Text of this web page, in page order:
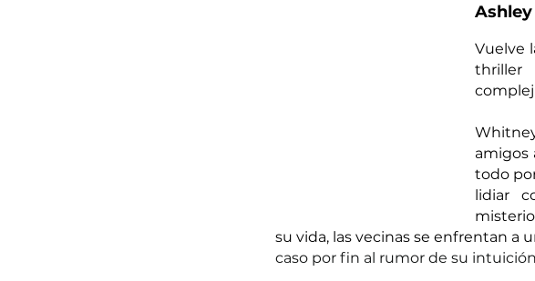
Vuelve
thriller
amigos
todo
lidiar
su vida, las vecinas se enfrentan a
caso por fin al rumor de su